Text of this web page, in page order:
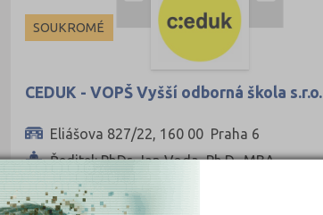
Děčín (1)
Chomutov (1)
Jihlava (1)
Kladno (1)
Kroměříž (1)
Ostrava-město (1)
SOUKROMÉ
CEDUK - VOPŠ Vyšší odborná škola s.r.o.
Eliášova 827/22, 160 00 Praha 6
Ředitel: PhDr. Jan Voda, Ph.D., MBA